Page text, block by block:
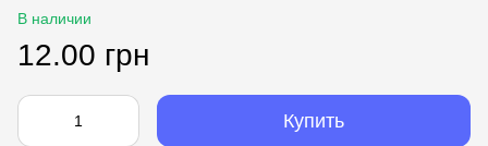
В наличии
12.00 грн
Купить